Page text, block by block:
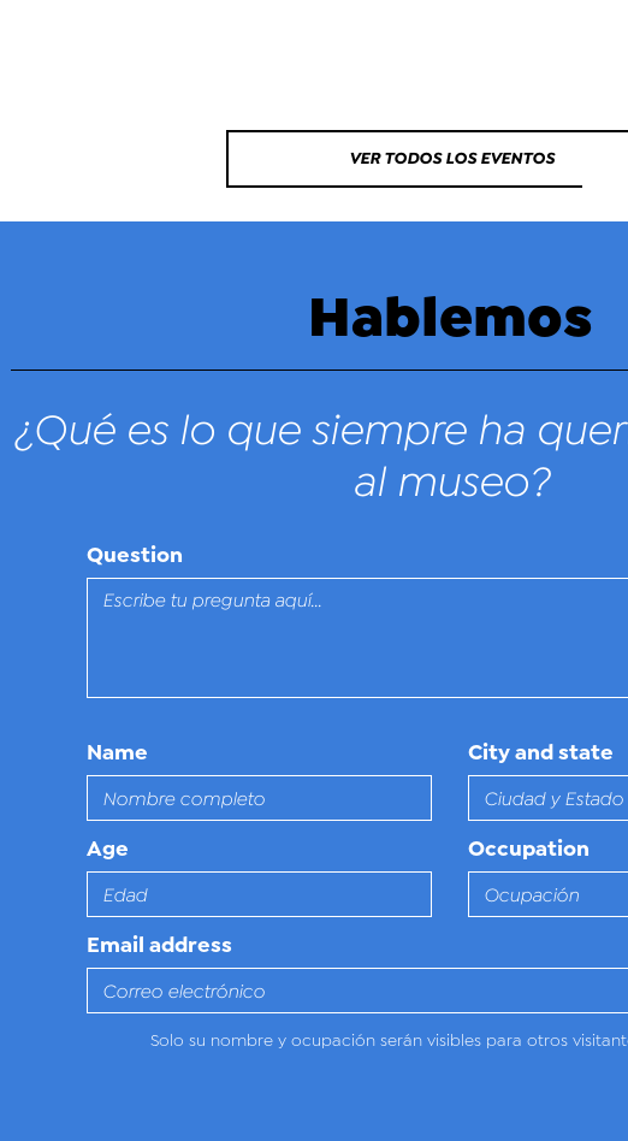
VER TODOS LOS EVENTOS
Hablemos
¿Qué es lo que siempre ha
al museo?
Question
Name City and state
Age Occupation
Email address
Solo su nombre y ocupación serán visibles para otros